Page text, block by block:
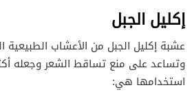
إكليل الجبل
عشبة إكليل الجبل من الأعشاب الطبيعية
وتساعد على منع تساقط الشعر وجعله
استخدامها هي: